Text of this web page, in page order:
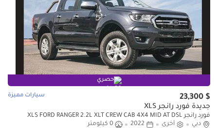
حصري
$ 23,300 سيارات مميزة
جديدة فورد رانجر XLS
فورد رانجر XLS FORD RANGER 2.2L XLT CREW CAB 4X4 MID AT DSL
دبي
أخرى 2022
0 كيلومتر